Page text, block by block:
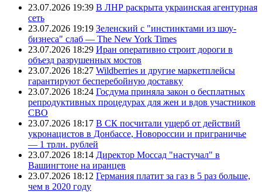
23.07.2026 19:39 В ЛНР раскрыта украинская агентурная
сеть
23.07.2026 19:19 Зеленский с "инстинктами из шоу-
бизнеса" слаб — The New York Times
23.07.2026 18:29 Иран оперативно строит дороги в
объезд разрушенных мостов
23.07.2026 18:27 Wildberries и другие маркетплейсы
гарантируют бесперебойную доставку
23.07.2026 18:24 Госдума приняла закон о бесплатных
репродуктивных процедурах для жен и вдов участников
СВО
23.07.2026 18:17 В СК посчитали ущерб от действий
укронацистов в Донбассе, Новороссии и приграничье
— 1 трлн. рублей
23.07.2026 18:14 Директор Моссад "настучал" в
Вашингтоне на иранцев
23.07.2026 18:12 Германия платит за газ в 5 раз больше,
чем в 2020 году